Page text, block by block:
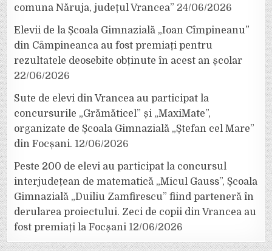
comuna Năruja, județul Vrancea” 24/06/2026
Elevii de la Școala Gimnazială „Ioan Cîmpineanu”
din Câmpineanca au fost premiați pentru
rezultatele deosebite obținute în acest an școlar
22/06/2026
Sute de elevi din Vrancea au participat la
concursurile „Grămăticel” și „MaxiMate”,
organizate de Școala Gimnazială „Ștefan cel Mare”
din Focșani. 12/06/2026
Peste 200 de elevi au participat la concursul
interjudețean de matematică „Micul Gauss”, Școala
Gimnazială „Duiliu Zamfirescu” fiind parteneră în
derularea proiectului. Zeci de copii din Vrancea au
fost premiați la Focșani 12/06/2026